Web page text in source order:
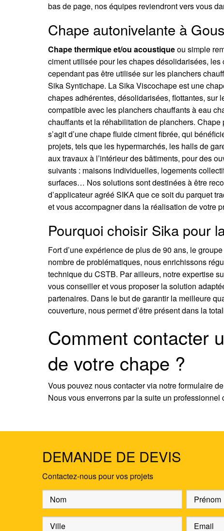
bas de page, nos équipes reviendront vers vous
Chape autonivelante à
Chape thermique et/ou acoustiqueou simple
ciment utilisée pour les chapes désolidarisées,
cependant pas être utilisée sur les planchers
Sika Syntichape. La Sika Viscochape est une
chapes adhérentes, désolidarisées, flottantes,
compatible avec les planchers chauffants à eau
chauffants et la réhabilitation de planchers.
s’agit d’une chape fluide ciment fibrée, qui
projets, tels que les hypermarchés, les halls de
aux travaux à l’intérieur des bâtiments, pour des
suivants : maisons individuelles, logements
surfaces… Nos solutions sont destinées à être
d’applicateur agréé SIKA que ce soit du parquet
et vous accompagner dans la réalisation de votre
Pourquoi choisir Sika pour
Fort d’une expérience de plus de 90 ans, le
nombre de problématiques, nous enrichissons
technique du CSTB. Par ailleurs, notre expertise
vous conseiller et vous proposer la solution
partenaires. Dans le but de garantir la meilleure
couverture, nous permet d’être présent dans la
Comment contacter
de votre chape ?
Vous pouvez nous contacter via notre formulaire
Nous vous enverrons par la suite un
DEMANDE DE DEVIS
Contactez-nous pour vos projets